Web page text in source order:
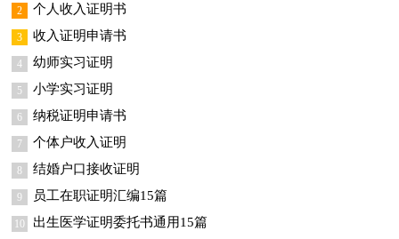
2 个人收入证明书
3 收入证明申请书
4 幼师实习证明
5 小学实习证明
6 纳税证明申请书
7 个体户收入证明
8 结婚户口接收证明
9 员工在职证明汇编15篇
10 出生医学证明委托书通用15篇